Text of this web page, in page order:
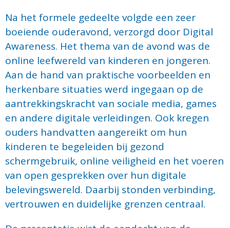
Na het formele gedeelte volgde een zeer
boeiende ouderavond, verzorgd door Digital
Awareness. Het thema van de avond was de
online leefwereld van kinderen en jongeren.
Aan de hand van praktische voorbeelden en
herkenbare situaties werd ingegaan op de
aantrekkingskracht van sociale media, games
en andere digitale verleidingen. Ook kregen
ouders handvatten aangereikt om hun
kinderen te begeleiden bij gezond
schermgebruik, online veiligheid en het voeren
van open gesprekken over hun digitale
belevingswereld. Daarbij stonden verbinding,
vertrouwen en duidelijke grenzen centraal.